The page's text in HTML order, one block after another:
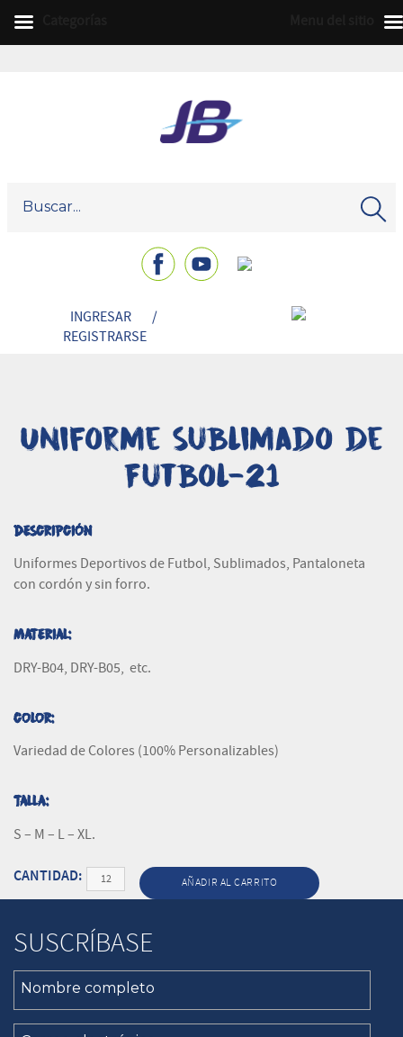
INGRESAR
/
REGISTRARSE
Uniforme Sublimado de
Futbol-21
DESCRIPCIÓN
Uniformes Deportivos de Futbol, Sublimados, Pantaloneta
con cordón y sin forro.
MATERIAL:
DRY-B04, DRY-B05, etc.
COLOR:
Variedad de Colores (100% Personalizables)
TALLA:
S – M – L – XL.
Cantidad
AÑADIR AL CARRITO
SUSCRÍBASE